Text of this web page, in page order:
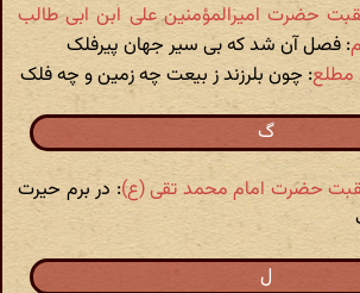
در منقبت حضرت امیرالمؤمنین علی ابن ابی طالب
: فصل آن شد که بی سیر جهان پیرفلک
: چون بلرزند ز بیعت چه زمین و چه فلک
گ
: در برم حیرت
ل